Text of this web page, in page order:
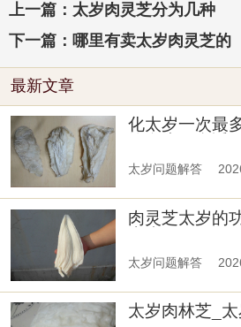
上一篇：太岁肉灵芝分为几种
下一篇：哪里有卖太岁肉灵芝的
最新文章
化太岁一次最
太岁问题解答
肉灵芝太岁的
太岁问题解答
太岁肉林芝_